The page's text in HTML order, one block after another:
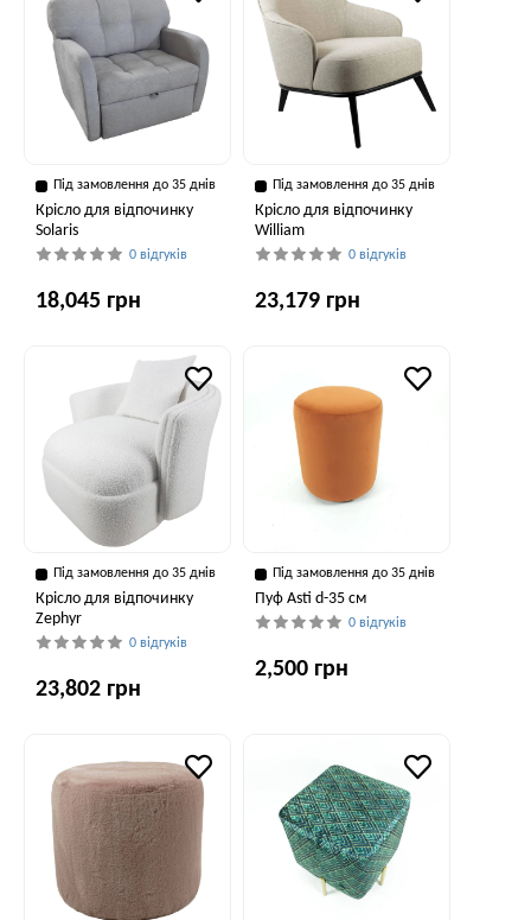
Під замовлення до 35 днів
Крісло для відпочинку
Solaris
0 відгуків
18,045 грн
Під замовлення до 35 днів
Крісло для відпочинку
William
0 відгуків
23,179 грн
Під замовлення до 35 днів
Крісло для відпочинку
Zephyr
0 відгуків
23,802 грн
Під замовлення до 35 днів
Пуф Asti d-35 см
0 відгуків
2,500 грн